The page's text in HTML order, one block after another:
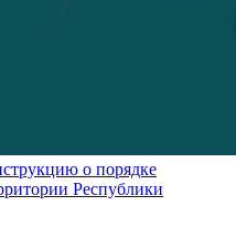
о порядке
Республики